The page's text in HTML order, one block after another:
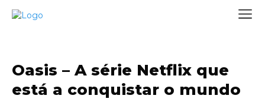
Oasis – A série Netflix que
está a conquistar o mundo